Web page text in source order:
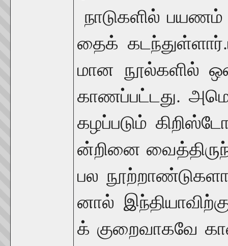
நாடுகளில் பயணம்
தைக் கடந்துள்ளார்.
மான நூல்களில்
காணப்பட்டது.
கழப்படும்
ன்றினை
பல
னால்
க் குறைவாகவே